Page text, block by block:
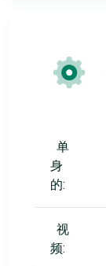
单
身
的:
视
频: